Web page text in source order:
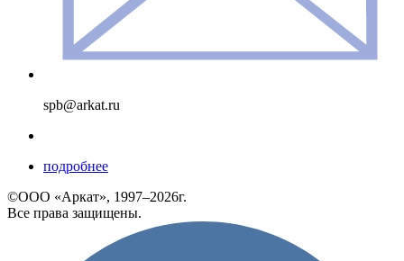
spb@arkat.ru
подробнее
©ООО «Аркат», 1997–2026г.
Все права защищены.